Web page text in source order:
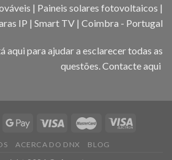
| Paineis solares fotovoltaicos |
IP | Smart TV | Coimbra - Portugal
aqui para ajudar a esclarecer todas as
questões.Contacte aqui
ACERCA DO DNX BLOG